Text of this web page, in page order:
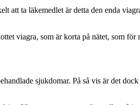
att ta läkemedlet är detta den enda
viagra, som är korta på nätet, som
sjukdomar. På så vis är det